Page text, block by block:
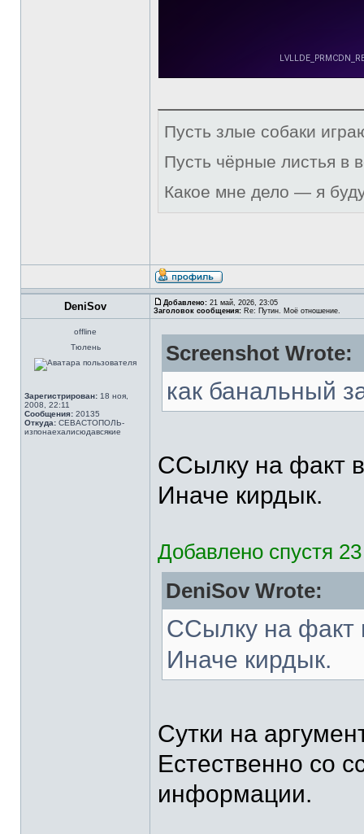
Пусть злые собаки
Пусть чёрные листья в
Какое мне дело — я
DeniSov Добавлено: 21 май, 2026, 23:05
Заголовок сообщения: Re: Путин. Моё отношение.
offline
Тюлень
Зарегистрирован: 18 ноя,
2008, 22:11
Сообщения: 20135
Откуда: СЕВАСТОПОЛЬ-
изпонаехалисюдавсякие
Screenshot Wrote:
как банальный
ССылку на факт
Иначе кирдык.
Добавлено спустя
DeniSov Wrote:
ССылку на факт
Иначе кирдык.
Сутки на
Естественно со
информации.